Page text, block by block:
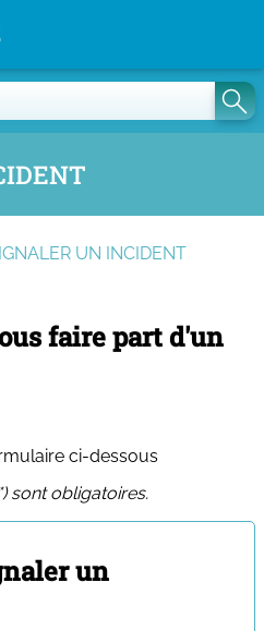
UN INCIDENT
faire part d'un
ci-dessous
sont obligatoires.
un